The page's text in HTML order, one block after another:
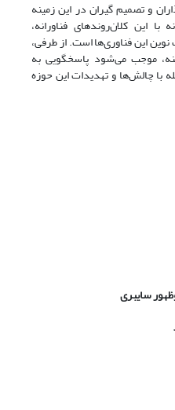
و تصمیم گیران در این زمینه
این کلان‌روندهای فناورانه،
این فناوری‌ها است. از طرفی،
موجب می‌شود پاسخگویی به
با چالش‌ها و تهدیدات این حوزه
سایبری